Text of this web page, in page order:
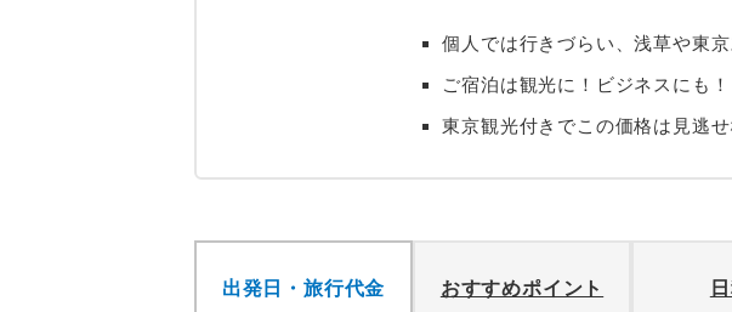
個人では行きづらい、浅草や東
ご宿泊は観光に！ビジネスにも
東京観光付きでこの価格は見逃
出発日・旅行代金 おすすめポイント